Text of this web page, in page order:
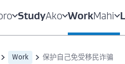
StudyAko WorkMahi
Work 保护自己免受移民诈骗